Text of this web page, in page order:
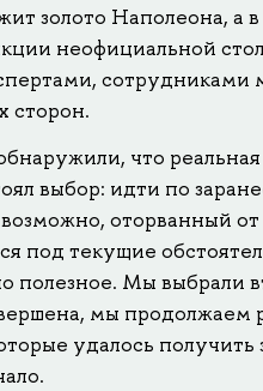
золото Наполеона, а
неофициальной
сотрудниками
сторон.
что
выбор: идти по
оторванный от
под текущие
полезное. Мы выбрали
мы продолжаем
удалось